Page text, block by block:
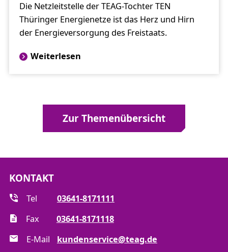
Die Netzleitstelle der TEAG-Tochter TEN
Thüringer Energienetze ist das Herz und Hirn
der Energieversorgung des Freistaats.
Weiterlesen
Zur Themenübersicht
KONTAKT
Tel
03641-8171111
Fax
03641-8171118
E-Mail
kundenservice@teag.de